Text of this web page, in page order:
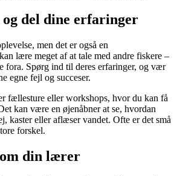
del dine erfaringer
men det er også en
lære meget af at tale med andre fiskere –
fora. Spørg ind til deres erfaringer, og vær
egne fejl og succeser.
fællesture eller workshops, hvor du kan få
kan være en øjenåbner at se, hvordan
kaster eller aflæser vandet. Ofte er det små
forskel.
din lærer